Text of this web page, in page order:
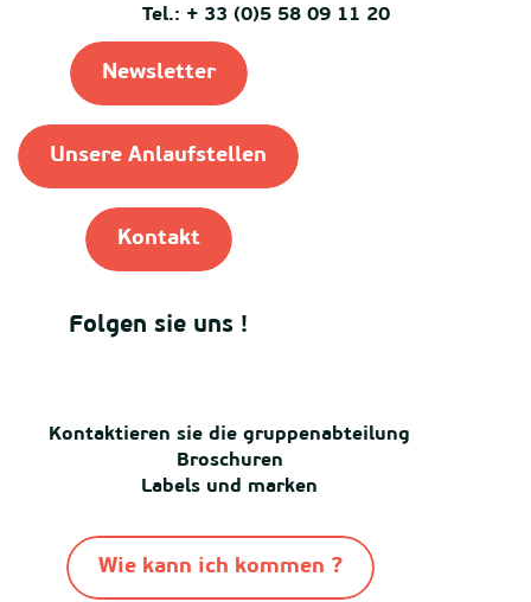
Tel.: + 33 (0)5 58 09 11 20
Newsletter
Unsere Anlaufstellen
Kontakt
Folgen sie uns !
Kontaktieren sie die gruppenabteilung
Broschuren
Labels und marken
Wie kann ich kommen ?